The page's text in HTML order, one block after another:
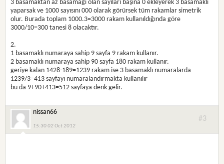
3 basamaktan az basamağı olan sayıları başına 0 ekleyerek 3 basamaklı
yaparsak ve 1000 sayısını 000 olarak görürsek tüm rakamlar simetrik
olur. Burada toplam 1000.3=3000 rakam kullanıldığında göre
3000/10=300 tanesi 8 olacaktır.
2.
1 basamaklı numaraya sahip 9 sayfa 9 rakam kullanır.
2 basamaklı numaraya sahip 90 sayfa 180 rakam kullanır.
geriye kalan 1428-189=1239 rakam ise 3 basamaklı numaralarda
1239/3=413 sayfayı numaralandırmakta kullanılır
bu da 9+90+413=512 sayfaya denk gelir.
nissan66
15:30 02 Oct 2012
#3